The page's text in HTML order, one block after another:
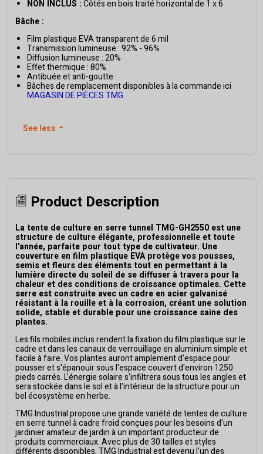
NON INCLUS :Côtés en bois traité horizontal de 1 x 6
Bâche :
Film plastique EVA transparent de 6 mil
Transmission lumineuse : 92% - 96%
Diffusion lumineuse : 20%
Effet thermique : 80%
Antibuée et anti-goutte
Bâches de remplacement disponibles à la commande ici
MAGASIN DE PIÈCES TMG
See less ⌃
Product Description
La tente de culture en serre tunnel TMG-GH2550 est une
structure de culture élégante, professionnelle et toute
l'année, parfaite pour tout type de cultivateur. Une
couverture en film plastique EVA protège vos pousses,
semis et fleurs des éléments tout en permettant à la
lumière directe du soleil de se diffuser à travers pour la
chaleur et des conditions de croissance optimales. Cette
serre est construite avec un cadre en acier galvanisé
résistant à la rouille et à la corrosion, créant une solution
solide, stable et durable pour une croissance saine des
plantes.
Les fils mobiles inclus rendent la fixation du film plastique sur le
cadre et dans les canaux de verrouillage en aluminium simple et
facile à faire. Vos plantes auront amplement d'espace pour
pousser et s'épanouir sous l'espace couvert d'environ 1250
pieds carrés. L'énergie solaire s'infiltrera sous tous les angles et
sera stockée dans le sol et à l'intérieur de la structure pour un
bel écosystème en herbe.
TMG Industrial propose une grande variété de tentes de culture
en serre tunnel à cadre froid conçues pour les besoins d'un
jardinier amateur de jardin à un important producteur de
produits commerciaux. Avec plus de 30 tailles et styles
différents disponibles, TMG Industrial est devenu l'un des